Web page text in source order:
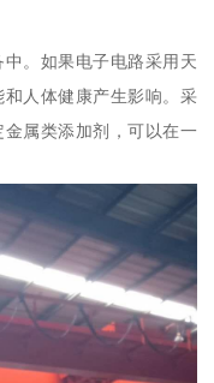
。如果电子电路采用天
人体健康产生影响。采
属类添加剂，可以在一